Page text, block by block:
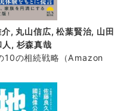
, 丸山信広, 松葉賢治, 山田
, 杉森真哉
10の相続戦略 （Amazon